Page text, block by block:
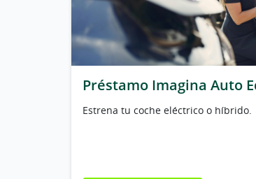
Préstamo Imagina Auto
Estrena tu coche eléctrico o híbrido.